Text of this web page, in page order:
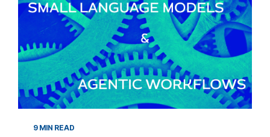
9 MIN READ